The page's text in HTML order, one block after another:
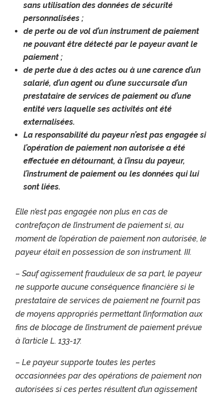
sans utilisation des données de sécurité
personnalisées ;
de perte ou de vol d’un instrument de paiement
ne pouvant être détecté par le payeur avant le
paiement ;
de perte due à des actes ou à une carence d’un
salarié, d’un agent ou d’une succursale d’un
prestataire de services de paiement ou d’une
entité vers laquelle ses activités ont été
externalisées.
La responsabilité du payeur n’est pas engagée si
l’opération de paiement non autorisée a été
effectuée en détournant, à l’insu du payeur,
l’instrument de paiement ou les données qui lui
sont liées.
Elle n’est pas engagée non plus en cas de
contrefaçon de l’instrument de paiement si, au
moment de l’opération de paiement non autorisée, le
payeur était en possession de son instrument. III.
– Sauf agissement frauduleux de sa part, le payeur
ne supporte aucune conséquence financière si le
prestataire de services de paiement ne fournit pas
de moyens appropriés permettant l’information aux
fins de blocage de l’instrument de paiement prévue
à l’article L. 133-17.
– Le payeur supporte toutes les pertes
occasionnées par des opérations de paiement non
autorisées si ces pertes résultent d’un agissement